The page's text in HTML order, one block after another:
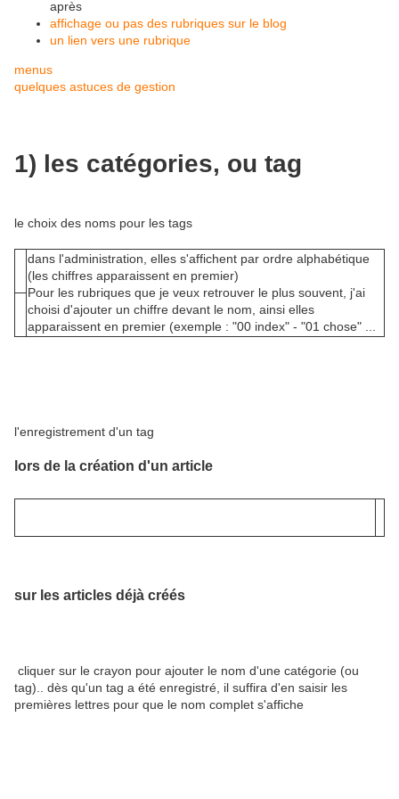
après
affichage ou pas des rubriques sur le blog
un lien vers une rubrique
menus
quelques astuces de gestion
1) les catégories, ou tag
le choix des noms pour les tags
dans l'administration, elles s'affichent par ordre alphabétique
(les chiffres apparaissent en premier)
Pour les rubriques que je veux retrouver le plus souvent, j'ai
choisi d'ajouter un chiffre devant le nom, ainsi elles
apparaissent en premier (exemple : "00 index" - "01 chose" ...
l'enregistrement d'un tag
lors de la création d'un article
sur les articles déjà créés
cliquer sur le crayon pour ajouter le nom d'une catégorie (ou
tag).. dès qu'un tag a été enregistré, il suffira d'en saisir les
premières lettres pour que le nom complet s'affiche